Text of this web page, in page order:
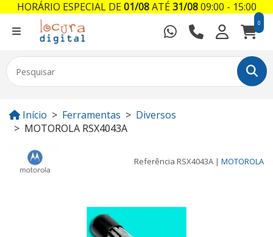
0
Início Ferramentas
Diversos
MOTOROLA RSX4043A
Referência RSX4043A | MOTOROLA
HORÁRIO ESPECIAL DE01/08ATÉ31/0809:00 - 15:00